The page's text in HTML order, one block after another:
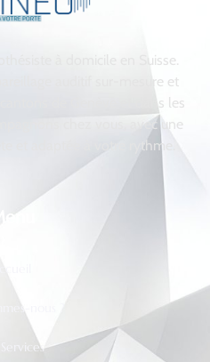
à domicile en Suisse.
auditif sur-mesure et
de Genève et dans les
chez vous, avec une
et adaptée à votre rythme.
nous ?
Services